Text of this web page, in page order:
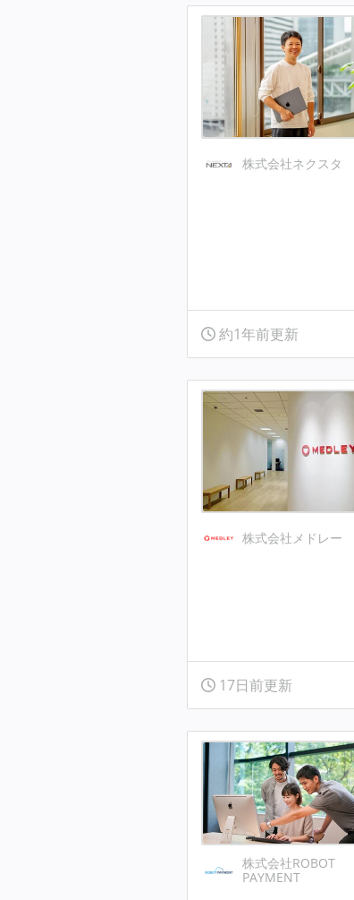
株式会社ネクスタ
約1年前更新
株式会社メドレー
17日前更新
株式会社ROBOT
PAYMENT